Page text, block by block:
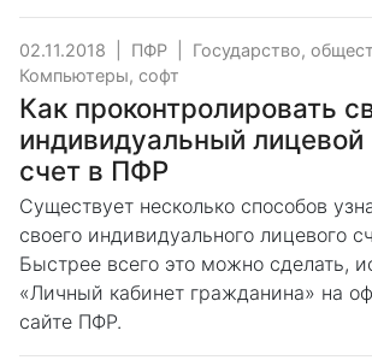
02.11.2018 ПФР Государство,
Компьютеры, софт
Как проконтролировать
индивидуальный лицевой
счет в ПФР
Существует несколько способов
своего индивидуального лицевого
Быстрее всего это можно сделать,
«Личный кабинет гражданина» на
сайте ПФР.